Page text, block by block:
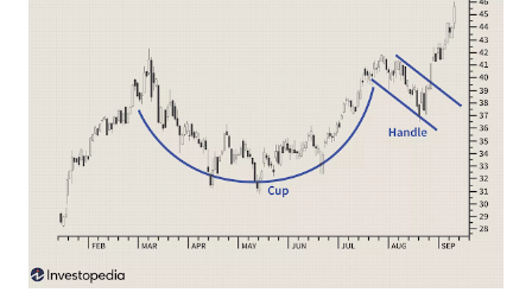
dahulu, dividen bank BUMN langsung disetorkan ke kas
negara, sekarang ini dividen BUMN wajib disetorkan ke
Badan Pengelola Investasi (BPI) yaitu Danantara . Tugas
Danantara adalah menginvestasikan kembali dividen
tersebut agar menghasilkan profit bagi negara. Hal ini
sebenarnya adalah tujuan yang baik. Namun investor banyak
Investasi ini...